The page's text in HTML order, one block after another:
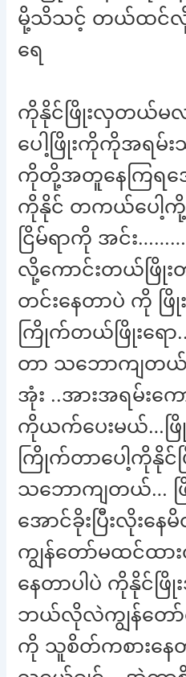
မို့သိသင့် တယ်ထင်လို့
ရေ
ကိုနိုင်ဖြိုးလှတယ်မ
ပေါ့ဖြိုးကိုကိုအရမ်း
ကိုတို့အတူနေကြရအ
ကိုနိုင် တကယ်ပေါ့
ငြိမ်ရာကို အင်း
လို့ကောင်းတယ်ဖြို
တင်းနေတာပဲ ကို ဖ
ကြိုက်တယ်ဖြိုးရော
တာ သဘောကျတယ်
အုံး ..အားအရမ်းက
ကိုယက်ပေးမယ်…ဖြို
ကြိုက်တာပေါ့ကိုနိုင်
သဘောကျတယ်… ဖ
အောင်ခိုးပြီးလိုးန
ကျွန်တော်မထင်ထာ
နေတာပါပဲ ကိုနိုင်ဖ
ဘယ်လိုလဲကျွန်တော်စ
ကို သူစိတ်ကစားနေတာ